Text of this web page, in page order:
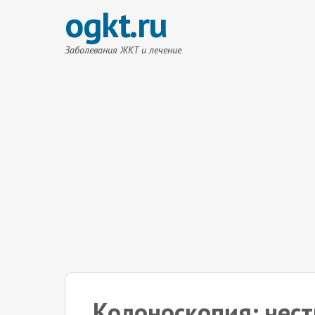
ogkt.ru
Заболевания ЖКТ и лечение